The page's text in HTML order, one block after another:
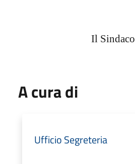
Il Sindaco
A cura di
Ufficio Segreteria